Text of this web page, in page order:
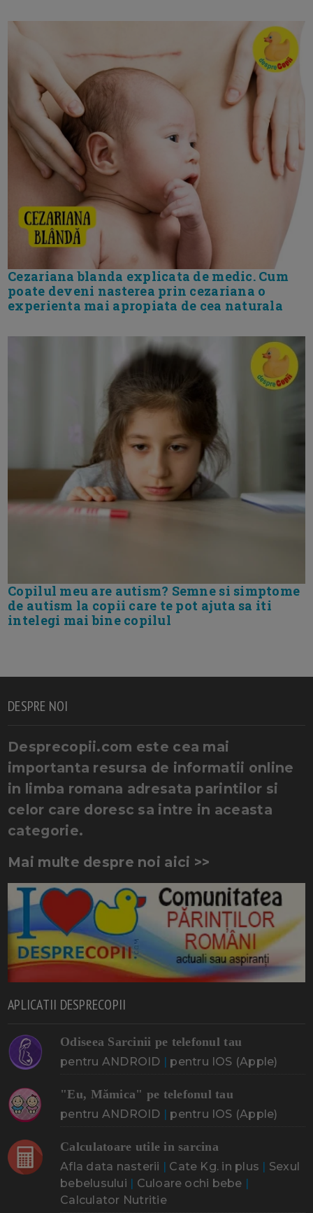
Cezariana blanda explicata de medic. Cum
poate deveni nasterea prin cezariana o
experienta mai apropiata de cea naturala
Copilul meu are autism? Semne si simptome
de autism la copii care te pot ajuta sa iti
intelegi mai bine copilul
DESPRE NOI
Desprecopii.com este cea mai
importanta resursa de informatii online
in limba romana adresata parintilor si
celor care doresc sa intre in aceasta
categorie.
Mai multe despre noi aici >>
APLICATII DESPRECOPII
Odiseea Sarcinii pe telefonul tau
pentru ANDROID | pentru IOS (Apple)
"Eu, Mămica" pe telefonul tau
pentru ANDROID | pentru IOS (Apple)
Calculatoare utile in sarcina
Afla data nasterii | Cate Kg. in plus | Sexul
bebelusului | Culoare ochi bebe |
Calculator Nutritie